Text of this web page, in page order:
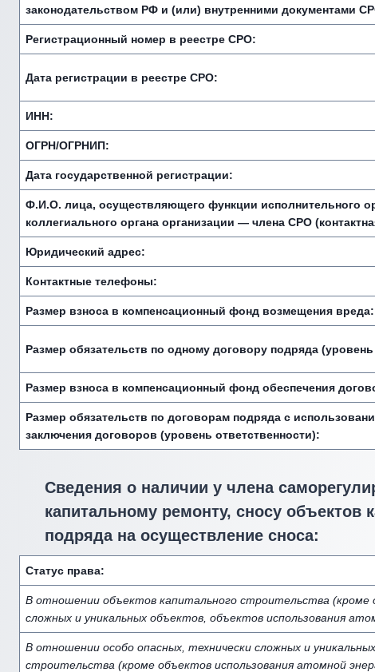
законодательством РФ и (или) внутренними документами
Регистрационный номер в реестре СРО:
Дата регистрации в реестре СРО:
ИНН:
ОГРН/ОГРНИП:
Дата государственной регистрации:
Ф.И.О. лица, осуществляющего функции исполнительного
коллегиального органа организации — члена СРО
Юридический адрес:
Контактные телефоны:
Размер взноса в компенсационный фонд возмещения вреда:
Размер обязательств по одному договору подряда (уровень
Размер взноса в компенсационный фонд обеспечения
Размер обязательств по договорам подряда с
заключения договоров (уровень ответственности):
Сведения о наличии у члена
капитальному ремонту, сносу объектов
подряда на осуществление сноса:
Статус права:
В отношении объектов капитального строительства (кроме
сложных и уникальных объектов, объектов использования
В отношении особо опасных, технически сложных и
строительства (кроме объектов использования атомной